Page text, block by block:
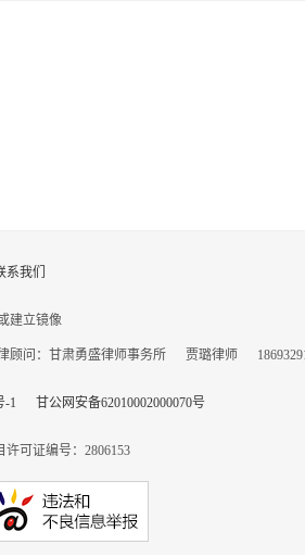
系我们
建立镜像
顾问：甘肃勇盛律师事务所 贾璐律师
-1 甘公网安备62010002000070号
可证编号：2806153